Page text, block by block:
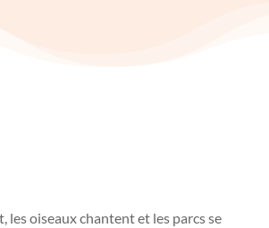
les oiseaux chantent et les parcs se